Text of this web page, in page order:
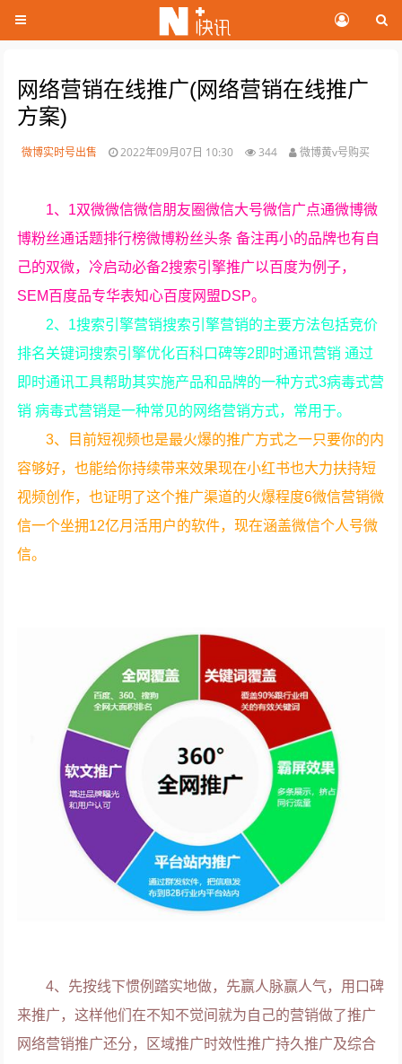
网络营销在线推广(网络营销在线推广
方案)
微博实时号出售 2022年09月07日 10:30 344 微博黄v号购买
1、1双微微信微信朋友圈微信大号微信广点通微博微
博粉丝通话题排行榜微博粉丝头条 备注再小的品牌也有自
己的双微，冷启动必备2搜索引擎推广以百度为例子，
SEM百度品专华表知心百度网盟DSP。
2、1搜索引擎营销搜索引擎营销的主要方法包括竞价
排名关键词搜索引擎优化百科口碑等2即时通讯营销 通过
即时通讯工具帮助其实施产品和品牌的一种方式3病毒式营
销 病毒式营销是一种常见的网络营销方式，常用于。
3、目前短视频也是最火爆的推广方式之一只要你的内
容够好，也能给你持续带来效果现在小红书也大力扶持短
视频创作，也证明了这个推广渠道的火爆程度6微信营销微
信一个坐拥12亿月活用户的软件，现在涵盖微信个人号微
信。
4、先按线下惯例踏实地做，先赢人脉赢人气，用口碑
来推广，这样他们在不知不觉间就为自己的营销做了推广
网络营销推广还分，区域推广时效性推广持久推广及综合